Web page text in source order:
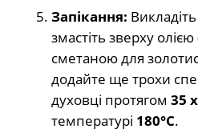
Запікання:
змастіть зверху
сметаною для
додайте ще трохи
духовці протягом 35
температурі 180°C.